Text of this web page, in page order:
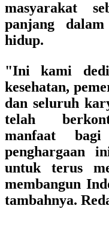
masyarakat
panjang
hidup.
"Ini kami
kesehatan,
dan seluruh
telah
manfaat bagi
penghargaan
untuk terus
membangun
tambahnya.